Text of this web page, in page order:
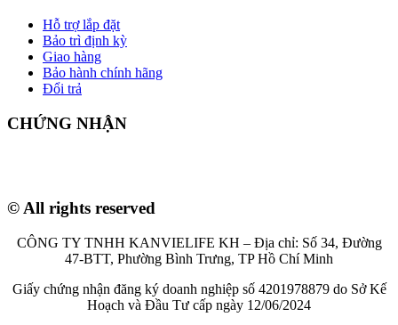
Hỗ trợ lắp đặt
Bảo trì định kỳ
Giao hàng
Bảo hành chính hãng
Đổi trả
CHỨNG NHẬN
© All rights reserved
CÔNG TY TNHH KANVIELIFE KH – Địa chỉ: Số 34, Đường
47-BTT, Phường Bình Trưng, TP Hồ Chí Minh
Giấy chứng nhận đăng ký doanh nghiệp số 4201978879 do Sở Kế
Hoạch và Đầu Tư cấp ngày 12/06/2024